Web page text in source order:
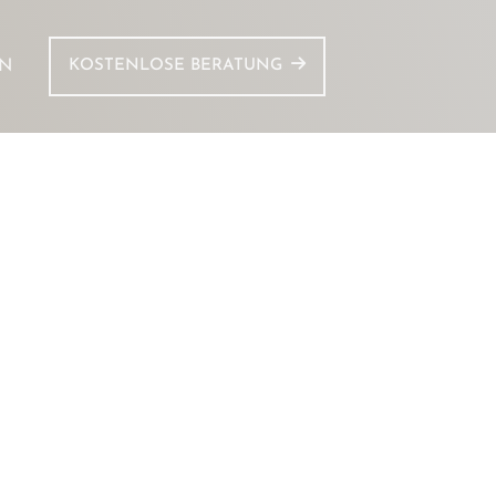
KOSTENLOSE BERATUNG